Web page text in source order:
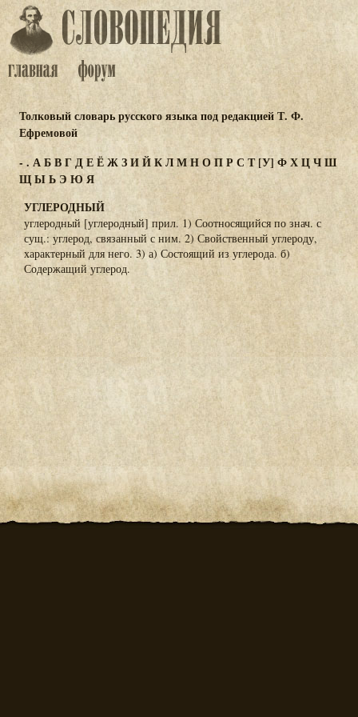
Толковый словарь русского языка под редакцией Т. Ф.
Ефремовой
- . АБВГДЕЁЖЗИЙКЛМНОПР С Т[У] ФХЦЧШ
ЩЫЬЭ ЮЯ
УГЛЕРОДНЫЙ
углеродный [углеродный] прил. 1) Соотносящийся по знач. с
сущ.: углерод, связанный с ним. 2) Свойственный углероду,
характерный для него. 3) а) Состоящий из углерода. б)
Содержащий углерод.